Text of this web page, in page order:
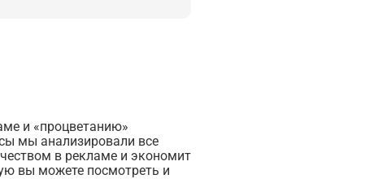
и «процветанию»
мы анализировали все
в рекламе и экономит
вы можете посмотреть и